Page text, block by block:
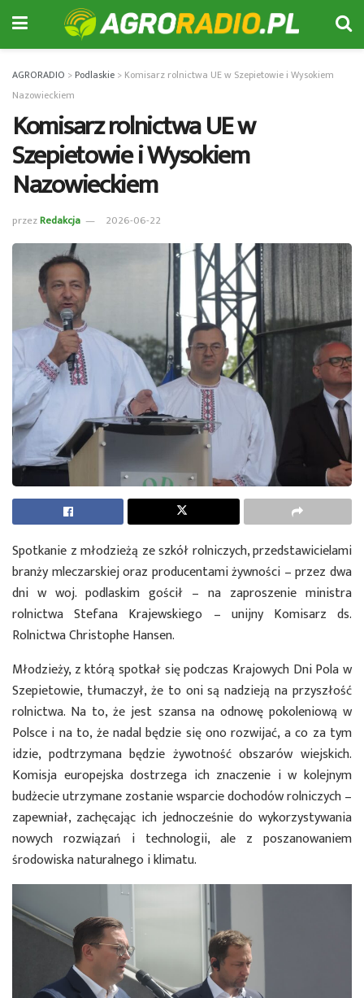
AGRORADIO >Podlaskie > Komisarz rolnictwa UE w Szepietowie i Wysokiem
Nazowieckiem
Komisarz rolnictwa UE w
Szepietowie i Wysokiem
Nazowieckiem
przezRedakcja 2026-06-22
Spotkanie z młodzieżą ze szkół rolniczych, przedstawicielami
branży mleczarskiej oraz producentami żywności – przez dwa
dni w woj. podlaskim gościł – na zaproszenie ministra
rolnictwa Stefana Krajewskiego – unijny Komisarz ds.
Rolnictwa Christophe Hansen.
Młodzieży, z którą spotkał się podczas Krajowych Dni Pola w
Szepietowie, tłumaczył, że to oni są nadzieją na przyszłość
rolnictwa. Na to, że jest szansa na odnowę pokoleniową w
Polsce i na to, że nadal będzie się ono rozwijać, a co za tym
idzie, podtrzymana będzie żywotność obszarów wiejskich.
Komisja europejska dostrzega ich znaczenie i w kolejnym
budżecie utrzymane zostanie wsparcie dochodów rolniczych –
zapewniał, zachęcając ich jednocześnie do wykorzystywania
nowych rozwiązań i technologii, ale z poszanowaniem
środowiska naturalnego i klimatu.